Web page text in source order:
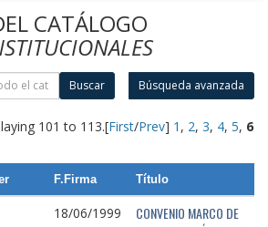
CATÁLOGO
Buscar Búsqueda avanzada
101 to 113.[First/Prev] 1 , 2, 3, 4, 5, 6
F.Firma Título
18/06/1999
CONVENIO MARCO DE